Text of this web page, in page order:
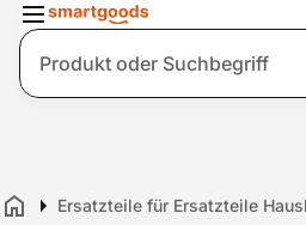
Suche
Home Ersatzteile für Ersatzteile